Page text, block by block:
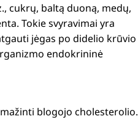
cukrų, baltą duoną, medų,
Tokie svyravimai yra
jėgas po didelio krūvio
endokrininė
blogojo cholesterolio.